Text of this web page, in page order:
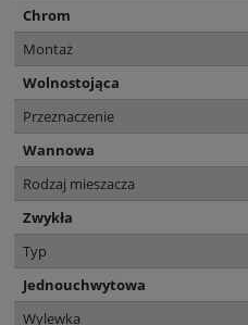
Chrom
Montaż
Wolnostojąca
Przeznaczenie
Wannowa
Rodzaj mieszacza
Zwykła
Typ
Jednouchwytowa
Wylewka